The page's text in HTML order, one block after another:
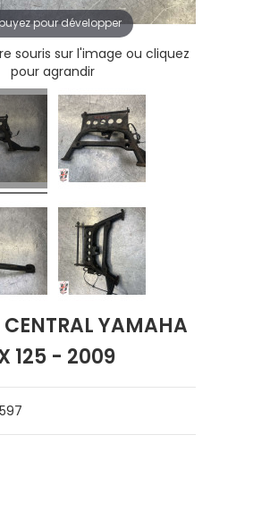
pour développer
souris sur l'image ou cliquez
pour agrandir
CENTRAL YAMAHA
125 - 2009